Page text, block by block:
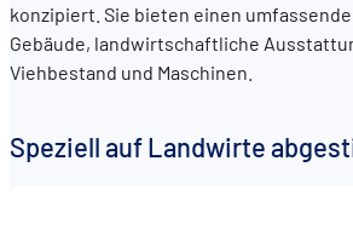
konzipiert. Sie bieten einen
Gebäude, landwirtschaftliche
Viehbestand und Maschinen.
Speziell auf Landwirte